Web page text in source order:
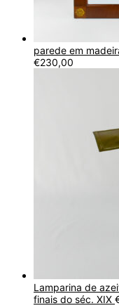
parede em
€230,00
Lamparina de
finais do séc. XIX